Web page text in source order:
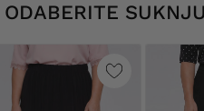
ODABERITE